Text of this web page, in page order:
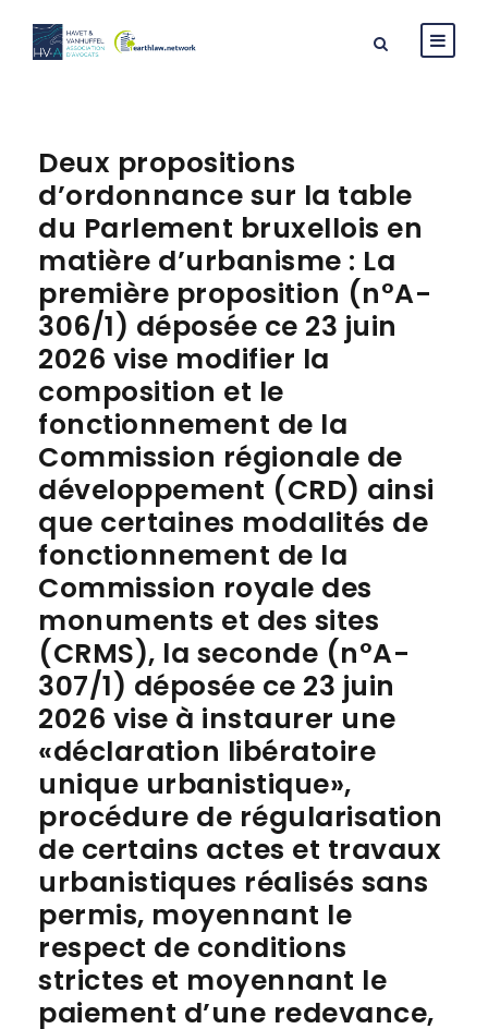
Deux propositions
d’ordonnance sur la table
du Parlement bruxellois en
matière d’urbanisme : La
première proposition (n°A-
306/1) déposée ce 23 juin
2026 vise modifier la
composition et le
fonctionnement de la
Commission régionale de
développement (CRD) ainsi
que certaines modalités de
fonctionnement de la
Commission royale des
monuments et des sites
(CRMS), la seconde (n°A-
307/1) déposée ce 23 juin
2026 vise à instaurer une
«déclaration libératoire
unique urbanistique»,
procédure de régularisation
de certains actes et travaux
urbanistiques réalisés sans
permis, moyennant le
respect de conditions
strictes et moyennant le
paiement d’une redevance,